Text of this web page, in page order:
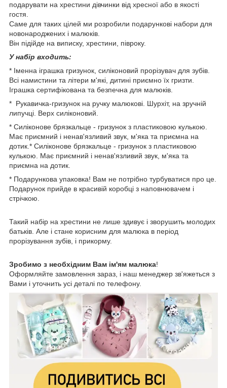
подарувати на хрестини дівчинки від хресної або в якості
гостя.
Саме для таких цілей ми розробили подарункові набори для
новонароджених і малюків.
Він підійде на виписку, хрестини, півроку.
У набір входить:
* Іменна іграшка гризунок, силіконовий прорізувач для зубів.
Всі намистини та літери м'які, дитині приємно їх гризти.
Іграшка сертифікована та безпечна для малюків.
* Рукавичка-гризунок на ручку малюкові. Шурхіт, на зручній
липучці. Верх силіконовий.
* Силіконове брязкальце - гризунок з пластиковою кулькою.
Має приємний і ненав'язливий звук, м'яка та приємна на
дотик.* Силіконове брязкальце - гризунок з пластиковою
кулькою. Має приємний і ненав'язливий звук, м'яка та
приємна на дотик.
* Подарункова упаковка! Вам не потрібно турбуватися про це.
Подарунок прийде в красивій коробці з наповнювачем і
стрічкою.
Такий набір на хрестини не лише здивує і зворушить молодих
батьків. Але і стане корисним для малюка в період
прорізування зубів, і прикорму.
Зробимо з необхідним Вам ім'ям малюка!
Оформляйте замовлення зараз, і наш менеджер зв'яжеться з
Вами і уточнить усі деталі по телефону.